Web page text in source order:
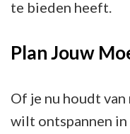
te bieden heeft.
Plan Jouw
Of je nu houdt
wilt ontspannen in